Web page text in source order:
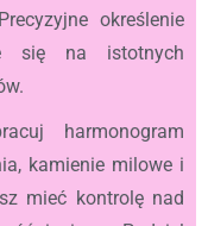
określenie
się na istotnych
harmonogram
kamienie milowe i
mieć kontrolę nad